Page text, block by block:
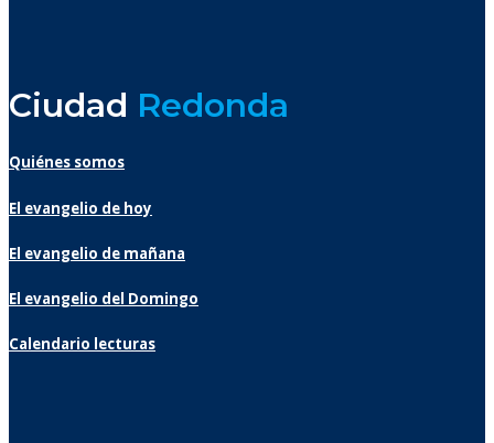
Ciudad Redonda
Quiénes somos
El evangelio de hoy
El evangelio de mañana
El evangelio del Domingo
Calendario lecturas